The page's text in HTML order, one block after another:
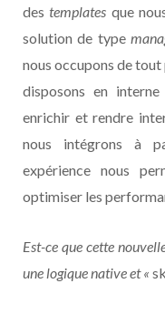
destemplates que
solution de type
nous occupons de
disposons en
enrichir et rendre
nous intégrons à
expérience nous
optimiser les
Est-ce que cette
une logique native et «